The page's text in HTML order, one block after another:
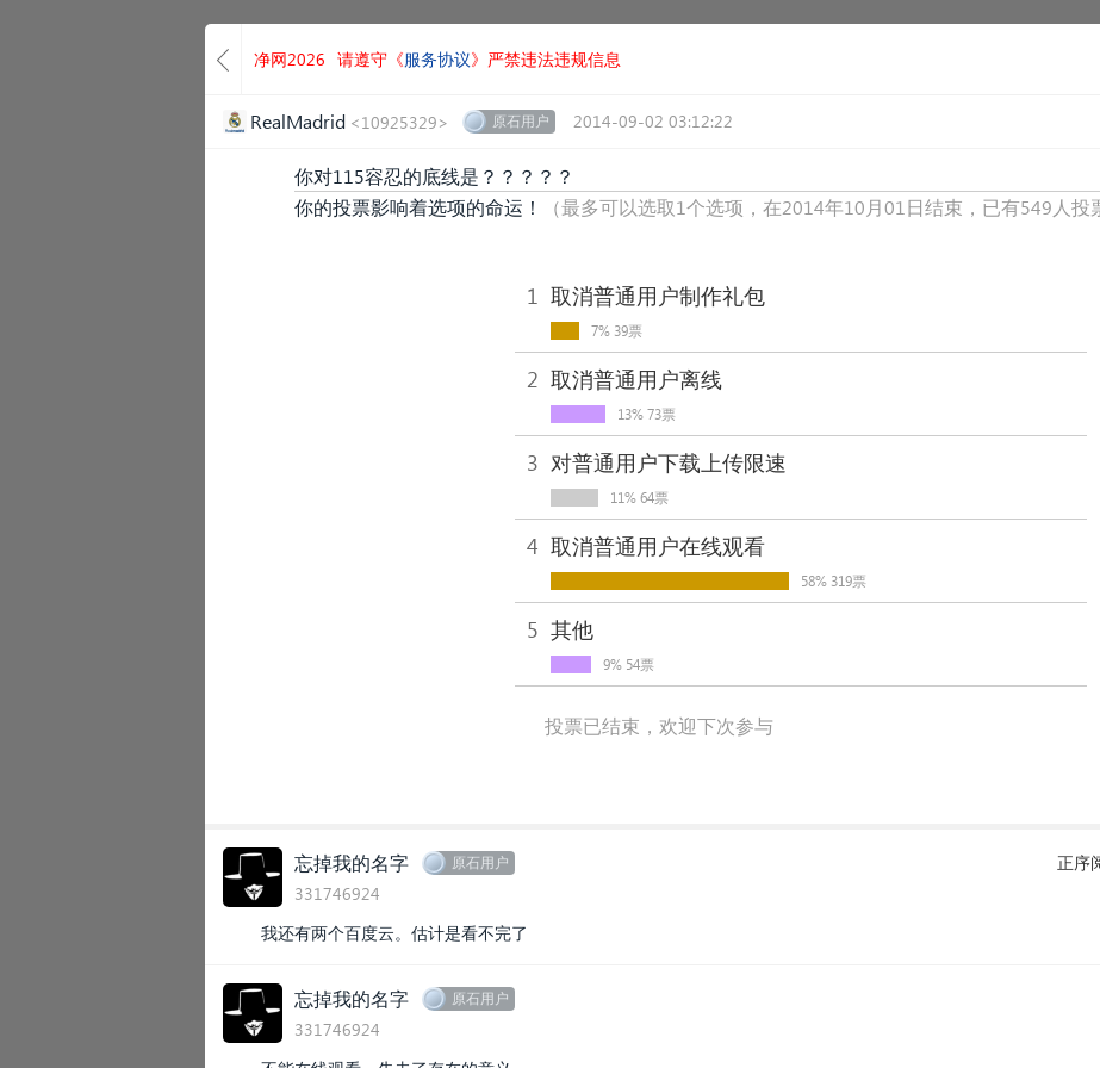
净网2026 请遵守《服务协议》严禁违法违规信息
RealMadrid <10925329> 原石用户 2014-09-02 03:12:22
你对115容忍的底线是？？？？？
你的投票影响着选项的命运！
（最多可以选取1个选项，在2014年10月01日结束，已有549人投
1 取消普通用户制作礼包
7% 39票
2 取消普通用户离线
13% 73票
3 对普通用户下载上传限速
11% 64票
4 取消普通用户在线观看
58% 319票
5 其他
9% 54票
投票已结束，欢迎下次参与
忘掉我的名字 原石用户
331746924
正序
我还有两个百度云。估计是看不完了
忘掉我的名字 原石用户
331746924